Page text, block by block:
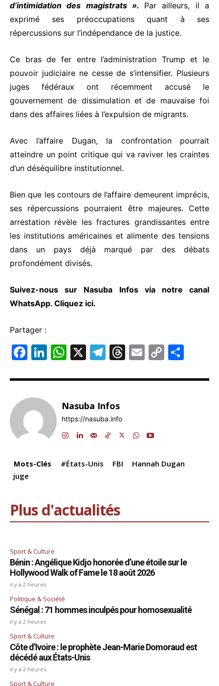
d’intimidation des magistrats ». Par ailleurs, il a
exprimé ses préoccupations quant à ses
répercussions sur l’indépendance de la justice.
Ce bras de fer entre l’administration Trump et le
pouvoir judiciaire ne cesse de s’intensifier. Plusieurs
juges fédéraux ont récemment accusé le
gouvernement de dissimulation et de mauvaise foi
dans des affaires liées à l’expulsion de migrants.
Avec l’affaire Dugan, la confrontation pourrait
atteindre un point critique qui va raviver les craintes
d’un déséquilibre institutionnel.
Bien que les contours de l’affaire demeurent imprécis,
ses répercussions pourraient être majeures. Cette
arrestation révèle les fractures grandissantes entre
les institutions américaines et alimente des tensions
dans un pays déjà marqué par des débats
profondément divisés.
Suivez-nous sur Nasuba Infos via notre canal
WhatsApp. Cliquez ici.
Partager :
F
c
e
b
o
k
Li
k
e
dI
n
W
at
s
A
p
X
T
e
gr
a
m
T
e
s
E
ai
C
p ta
Nasuba Infos
https://nasuba.info
Mots-Clés #États-Unis FBI
Hannah Dugan
juge
Plus d'actualités
Sport & Culture
Bénin : Angélique Kidjo honorée d’une étoile sur le
Hollywood Walk of Fame le 18 août 2026
il y a 2 heures
Politique & Société
Sénégal : 71 hommes inculpés pour homosexualité
il y a 2 heures
Sport & Culture
Côte d’Ivoire : le prophète Jean-Marie Domoraud est
décédé aux États-Unis
il y a 2 heures
Sport & Culture